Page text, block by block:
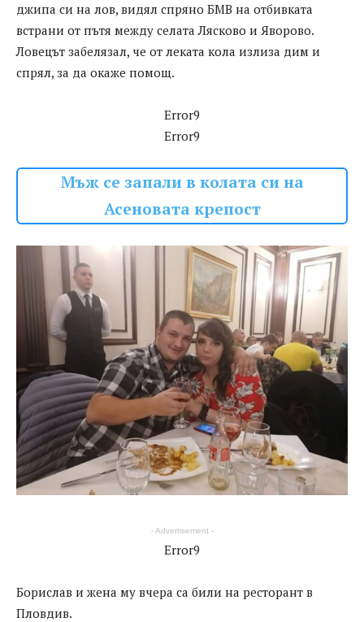
джипа си на лов, видял спряно БМВ на отбивката
встрани от пътя между селата Лясково и Яворово.
Ловецът забелязал, че от леката кола излиза дим и
спрял, за да окаже помощ.
Error9
Error9
Мъж се запали в колата си на
Асеновата крепост
- Advertisement -
Error9
Борислав и жена му вчера са били на ресторант в
Пловдив.